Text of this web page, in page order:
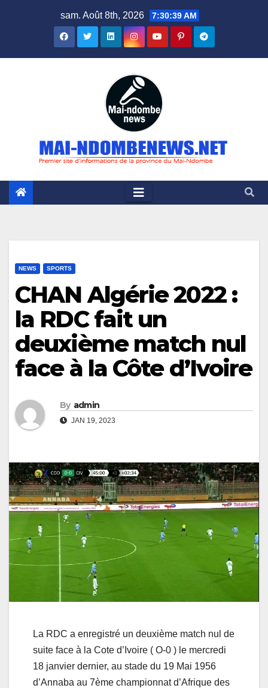
sam. Août 8th, 2026 7:30:40 AM
NEWS SPORTS
CHAN Algérie 2022 :
la RDC fait un
deuxième match nul
face à la Côte d’Ivoire
By admin
JAN 19, 2023
La RDC a enregistré un deuxième match nul de
suite face à la Cote d’Ivoire ( O-0 ) le mercredi
18 janvier dernier, au stade du 19 Mai 1956
d’Annaba au 7ème championnat d’Afrique des